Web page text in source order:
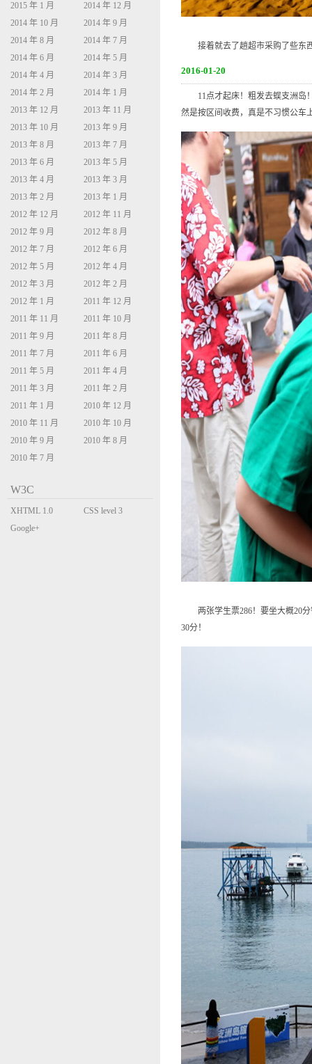
接着就去了趟超市采购了些东西
2016-01-20
11点才起床！粗发去蜈支洲岛！
然是按区间收费，真是不习惯公车
两张学生票286！要坐大概20分
30分！
2015 年 1 月
2014 年 12 月
2014 年 10 月
2014 年 9 月
2014 年 8 月
2014 年 7 月
2014 年 6 月
2014 年 5 月
2014 年 4 月
2014 年 3 月
2014 年 2 月
2014 年 1 月
2013 年 12 月
2013 年 11 月
2013 年 10 月
2013 年 9 月
2013 年 8 月
2013 年 7 月
2013 年 6 月
2013 年 5 月
2013 年 4 月
2013 年 3 月
2013 年 2 月
2013 年 1 月
2012 年 12 月
2012 年 11 月
2012 年 9 月
2012 年 8 月
2012 年 7 月
2012 年 6 月
2012 年 5 月
2012 年 4 月
2012 年 3 月
2012 年 2 月
2012 年 1 月
2011 年 12 月
2011 年 11 月
2011 年 10 月
2011 年 9 月
2011 年 8 月
2011 年 7 月
2011 年 6 月
2011 年 5 月
2011 年 4 月
2011 年 3 月
2011 年 2 月
2011 年 1 月
2010 年 12 月
2010 年 11 月
2010 年 10 月
2010 年 9 月
2010 年 8 月
2010 年 7 月
W3C
XHTML 1.0
Transitional
CSS level 3
Google+